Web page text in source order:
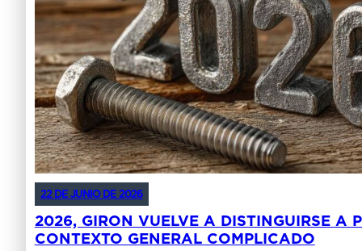
22 DE JUNIO DE 2026
2026, GIRON VUELVE A DISTINGUIRSE A
CONTEXTO GENERAL COMPLICADO